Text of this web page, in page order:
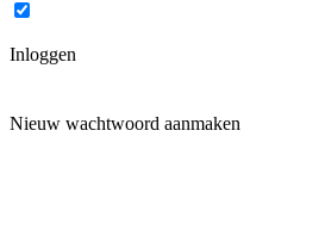
Inloggen
Nieuw wachtwoord aanmaken